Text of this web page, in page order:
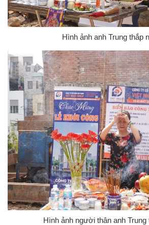
Hình ảnh anh Trung thắp
Hình ảnh người thân anh Trung